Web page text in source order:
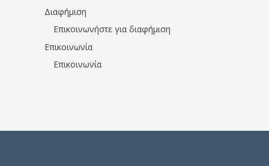
Διαφήμιση
Επικοινωνήστε για διαφήμιση
Επικοινωνία
Επικοινωνία